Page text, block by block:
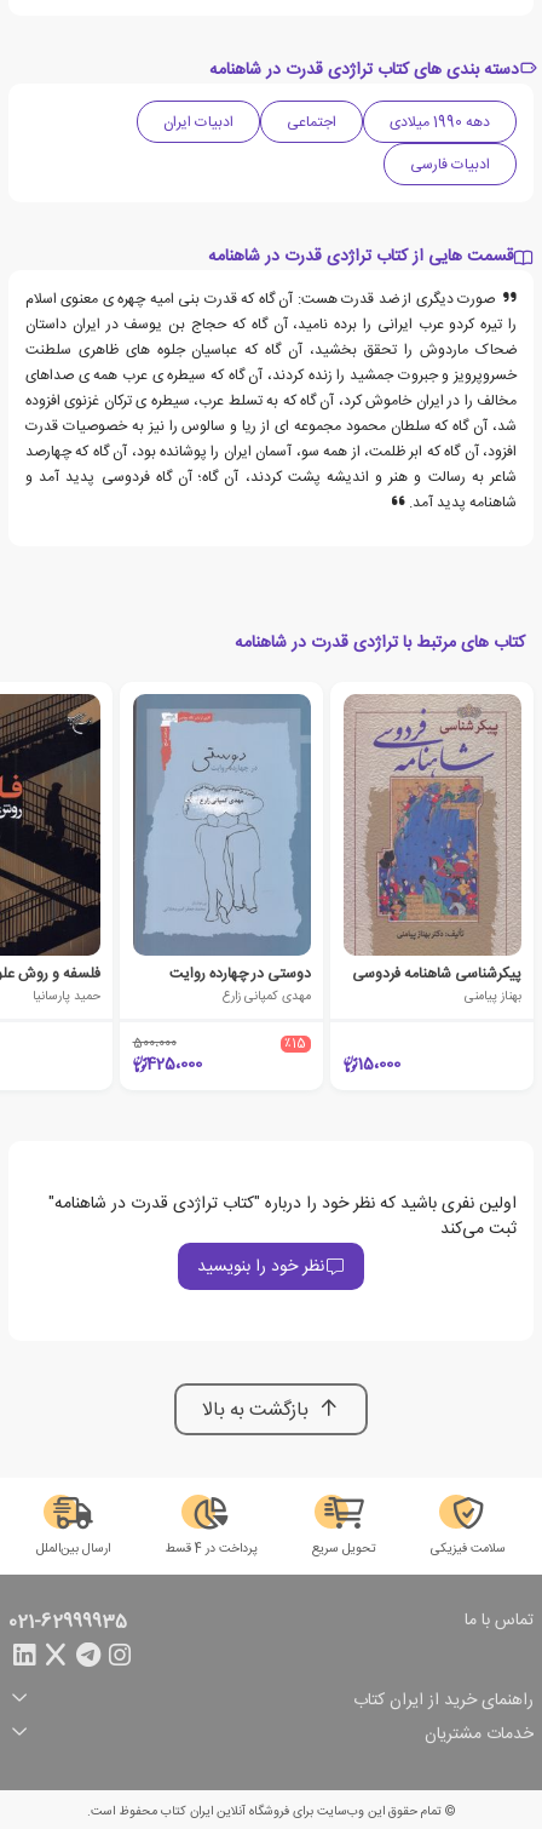
دسته بندی های کتاب تراژدی قدرت در شاهنامه
دهه 1990 میلادی اجتماعی
ادبیات ایران
ادبیات فارسی
قسمت هایی از کتاب تراژدی قدرت در شاهنامه
صورت دیگری از ضد قدرت هست: آن گاه که قدرت بنی امیه چهره ی معنوی اسلام
را تیره کردو عرب ایرانی را برده نامید، آن گاه که حجاج بن یوسف در ایران داستان
ضحاک ماردوش را تحقق بخشید، آن گاه که عباسیان جلوه های ظاهری سلطنت
خسروپرویز و جبروت جمشید را زنده کردند، آن گاه که سیطره ی عرب همه ی صداهای
مخالف را در ایران خاموش کرد، آن گاه که به تسلط عرب، سیطره ی ترکان غزنوی افزوده
شد، آن گاه که سلطان محمود مجموعه ای از ریا و سالوس را نیز به خصوصیات قدرت
افزود، آن گاه که ابر ظلمت، از همه سو، آسمان ایران را پوشانده بود، آن گاه که چهارصد
شاعر به رسالت و هنر و اندیشه پشت کردند، آن گاه؛ آن گاه فردوسی پدید آمد و
شاهنامه پدید آمد.
کتاب های مرتبط با تراژدی قدرت در شاهنامه
پیکرشناسی شاهنامه فردوسی
بهناز پیامنی
15،000
دوستی در چهارده روایت
مهدی کمپانی زارع
٪15 500،000
425،000
فلسفه و روش
حمید پارسانیا
اولین نفری باشید که نظر خود را درباره "کتاب تراژدی قدرت در شاهنامه"
ثبت می‌کند
نظر خود را بنویسید
بازگشت به بالا
سلامت فیزیکی تحویل سریع پرداخت در 4 قسط ارسال بین‌الملل
تماس با ما 021-62999935
راهنمای خرید از ایران کتاب
ثبت سفارش
شرایط ارسال سفارش
شیوه پرداخت
تخفیف‌های خرید
خدمات مشتریان
© تمام حقوق این وب‌سایت برای فروشگاه آنلاین ایران کتاب محفوظ است.